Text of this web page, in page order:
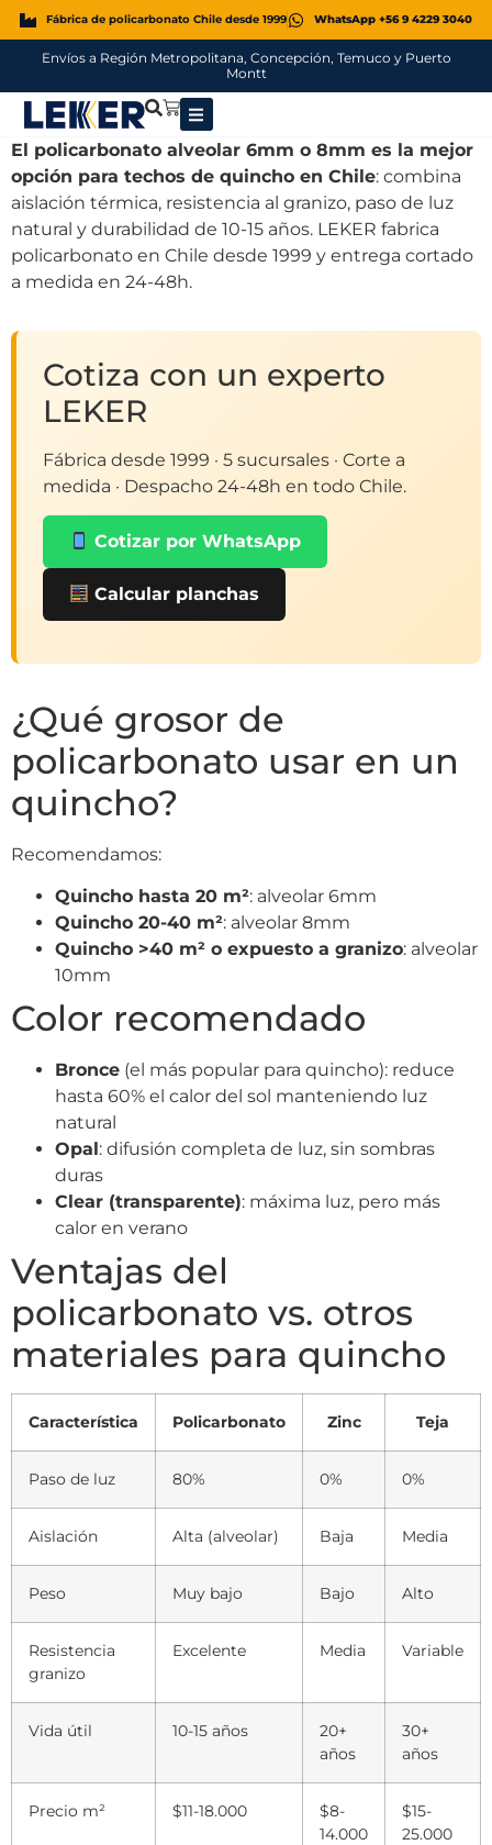
Fábrica de policarbonato Chile desde 1999 WhatsApp +56 9 4229 3040
Envíos a Región Metropolitana, Concepción, Temuco y Puerto
Montt
El policarbonato alveolar 6mm o 8mm es la mejor
opción para techos de quincho en Chile: combina
aislación térmica, resistencia al granizo, paso de luz
natural y durabilidad de 10-15 años. LEKER fabrica
policarbonato en Chile desde 1999 y entrega cortado
a medida en 24-48h.
Cotiza con un experto
LEKER
Fábrica desde 1999 · 5 sucursales · Corte a
medida · Despacho 24-48h en todo Chile.
Cotizar por WhatsApp
Calcular planchas
¿Qué grosor de
policarbonato usar en un
quincho?
Recomendamos:
Quincho hasta 20 m²: alveolar 6mm
Quincho 20-40 m²: alveolar 8mm
Quincho >40 m² o expuesto a granizo: alveolar
10mm
Color recomendado
Bronce (el más popular para quincho): reduce
hasta 60% el calor del sol manteniendo luz
natural
Opal: difusión completa de luz, sin sombras
duras
Clear (transparente): máxima luz, pero más
calor en verano
Ventajas del
policarbonato vs. otros
materiales para quincho
Característica Policarbonato Zinc Teja
Paso de luz 80% 0% 0%
Aislación Alta (alveolar) Baja Media
Peso Muy bajo Bajo Alto
Resistencia
granizo
Excelente Media Variable
Vida útil 10-15 años
20+
años
30+
años
Precio m² $11-18.000
$8-
14.000
$15-
25.000